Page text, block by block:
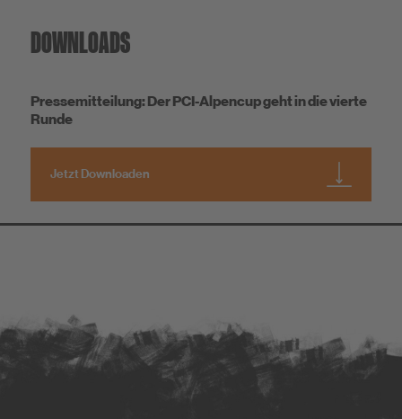
DOWNLOADS
Pressemitteilung: Der PCI-Alpencup geht in die vierte
Runde
Jetzt Downloaden